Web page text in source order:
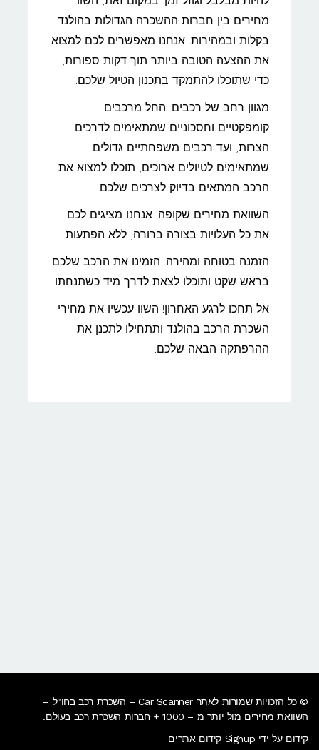
מחירים בין חברות ההשכרה הגדולות בהולנד
בקלות ובמהירות. אנחנו מאפשרים לכם למצוא
את ההצעה הטובה ביותר תוך דקות ספורות,
כדי שתוכלו להתמקד בתכנון הטיול שלכם.
מגוון רחב של רכבים: החל מרכבים
קומפקטיים וחסכוניים שמתאימים לדרכים
הצרות, ועד רכבים משפחתיים גדולים
שמתאימים לטיולים ארוכים, תוכלו למצוא את
הרכב המתאים בדיוק לצרכים שלכם.
השוואת מחירים שקופה: אנחנו מציגים לכם
את כל העלויות בצורה ברורה, ללא הפתעות.
הזמנה בטוחה ומהירה: הזמינו את הרכב שלכם
בראש שקט ותוכלו לצאת לדרך מיד כשתנחתו.
אל תחכו לרגע האחרון! השוו עכשיו את מחירי
השכרת הרכב בהולנד ותתחילו לתכנן את
ההרפתקה הבאה שלכם.
© כל הזכויות שמורות לאתר Car Scanner – השכרת רכב בחו"ל –
השוואת מחירים מול יותר מ – 1000 + חברות השכרת רכב בעולם.
קידום על ידי Signup קידום אתרים